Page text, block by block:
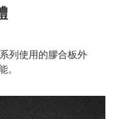
列使用的膠合板外